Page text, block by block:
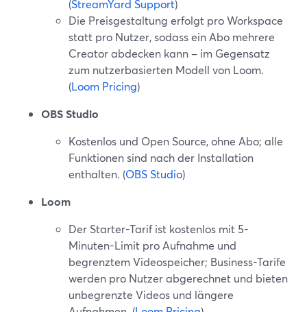
(StreamYard Support)
Die Preisgestaltung erfolgt pro Workspace
statt pro Nutzer, sodass ein Abo mehrere
Creator abdecken kann – im Gegensatz
zum nutzerbasierten Modell von Loom.
(Loom Pricing)
OBS Studio
Kostenlos und Open Source, ohne Abo; alle
Funktionen sind nach der Installation
enthalten. (OBS Studio)
Loom
Der Starter-Tarif ist kostenlos mit 5-
Minuten-Limit pro Aufnahme und
begrenztem Videospeicher; Business-Tarife
werden pro Nutzer abgerechnet und bieten
unbegrenzte Videos und längere